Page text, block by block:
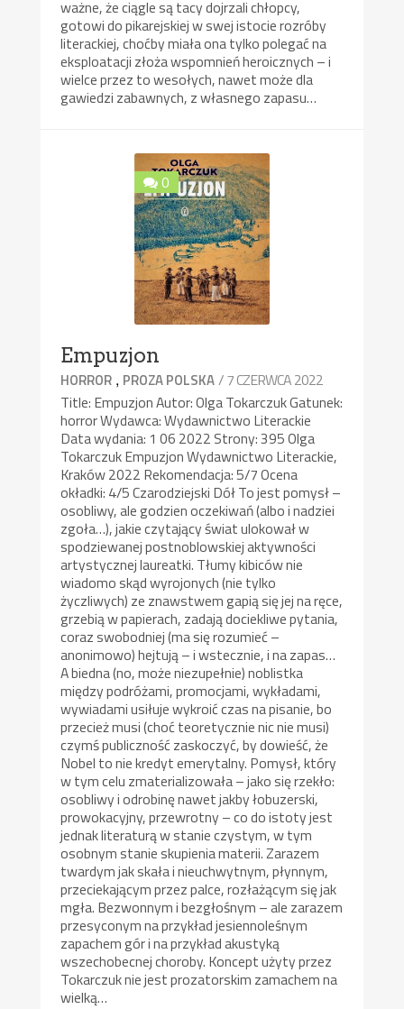
ważne, że ciągle są tacy dojrzali chłopcy,
gotowi do pikarejskiej w swej istocie rozróby
literackiej, choćby miała ona tylko polegać na
eksploatacji złoża wspomnień heroicznych – i
wielce przez to wesołych, nawet może dla
gawiedzi zabawnych, z własnego zapasu…
0
Empuzjon
HORROR , PROZA POLSKA/ 7 CZERWCA 2022
Title: Empuzjon Autor: Olga Tokarczuk Gatunek:
horror Wydawca: Wydawnictwo Literackie
Data wydania: 1 06 2022 Strony: 395 Olga
Tokarczuk Empuzjon Wydawnictwo Literackie,
Kraków 2022 Rekomendacja: 5/7 Ocena
okładki: 4/5 Czarodziejski Dół To jest pomysł –
osobliwy, ale godzien oczekiwań (albo i nadziei
zgoła…), jakie czytający świat ulokował w
spodziewanej postnoblowskiej aktywności
artystycznej laureatki. Tłumy kibiców nie
wiadomo skąd wyrojonych (nie tylko
życzliwych) ze znawstwem gapią się jej na ręce,
grzebią w papierach, zadają dociekliwe pytania,
coraz swobodniej (ma się rozumieć –
anonimowo) hejtują – i wstecznie, i na zapas…
A biedna (no, może niezupełnie) noblistka
między podróżami, promocjami, wykładami,
wywiadami usiłuje wykroić czas na pisanie, bo
przecież musi (choć teoretycznie nic nie musi)
czymś publiczność zaskoczyć, by dowieść, że
Nobel to nie kredyt emerytalny. Pomysł, który
w tym celu zmaterializowała – jako się rzekło:
osobliwy i odrobinę nawet jakby łobuzerski,
prowokacyjny, przewrotny – co do istoty jest
jednak literaturą w stanie czystym, w tym
osobnym stanie skupienia materii. Zarazem
twardym jak skała i nieuchwytnym, płynnym,
przeciekającym przez palce, rozłażącym się jak
mgła. Bezwonnym i bezgłośnym – ale zarazem
przesyconym na przykład jesiennoleśnym
zapachem gór i na przykład akustyką
wszechobecnej choroby. Koncept użyty przez
Tokarczuk nie jest prozatorskim zamachem na
wielką…